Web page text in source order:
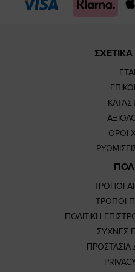
ΟΡΟΙ
ΤΡΟΠΟΙ
ΤΡΟΠΟΙ
ΠΟΛΙΤΙΚΗ
ΣΥΧΝΕΣ